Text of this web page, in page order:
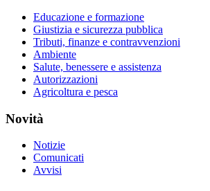
Educazione e formazione
Giustizia e sicurezza pubblica
Tributi, finanze e contravvenzioni
Ambiente
Salute, benessere e assistenza
Autorizzazioni
Agricoltura e pesca
Novità
Notizie
Comunicati
Avvisi